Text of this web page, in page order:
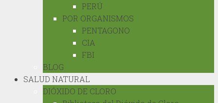
PERÚ
POR ORGANISMOS
PENTAGONO
CIA
FBI
BLOG
SALUD NATURAL
DIÓXIDO DE CLORO